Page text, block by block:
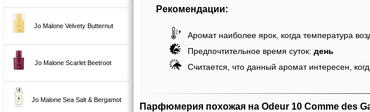
Jo Malone Velvety Butternut
Jo Malone Scarlet Beetroot
Jo Malone Sea Salt & Bergamot
Рекомендации:
Аромат наиболее ярок, когда температура
Предпочтительное время суток: день
Считается, что данный аромат интересен,
Парфюмерия похожая на Odeur 10 Comme des